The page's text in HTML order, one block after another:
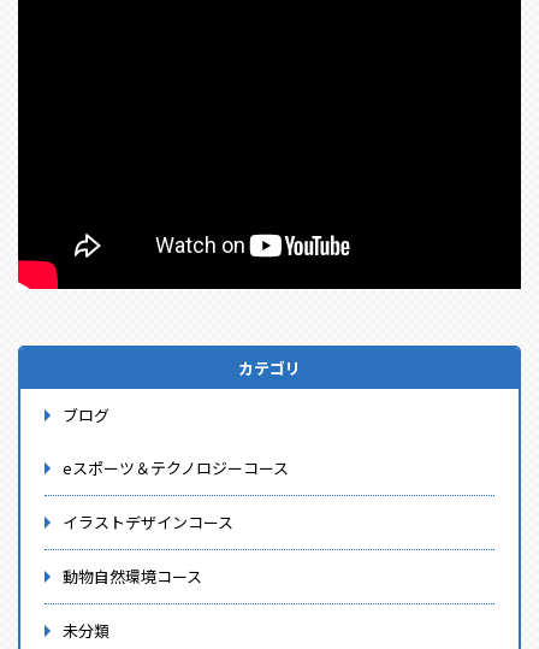
カテゴリ
ブログ
eスポーツ＆テクノロジーコース
イラストデザインコース
動物自然環境コース
未分類